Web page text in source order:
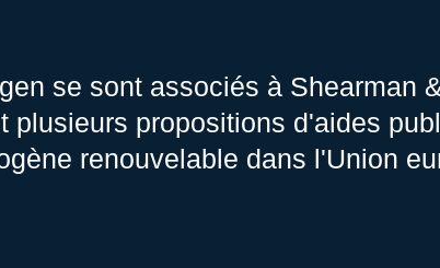
se sont associés à Shearman
plusieurs propositions d'aides
renouvelable dans l'Union